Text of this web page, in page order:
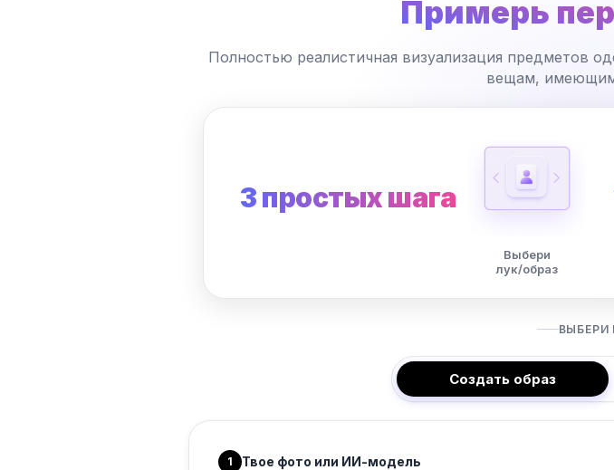
Примерь
Полностью реалистичная визуализация предметов
вещам,
3 простых шага
Выбери
лук/образ
ВЫБЕРИ
Создать образ
1 Твое фото или ИИ-модель